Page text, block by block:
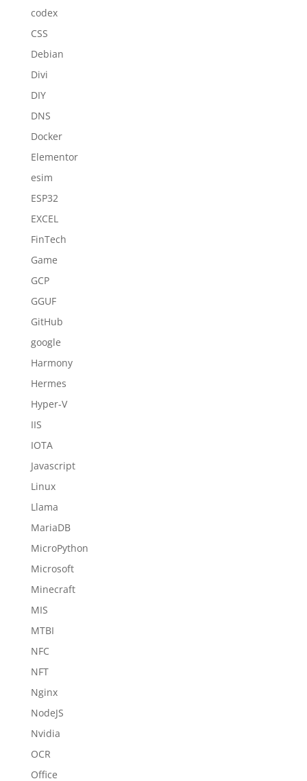
codex
CSS
Debian
Divi
DIY
DNS
Docker
Elementor
esim
ESP32
EXCEL
FinTech
Game
GCP
GGUF
GitHub
google
Harmony
Hermes
Hyper-V
IIS
IOTA
Javascript
Linux
Llama
MariaDB
MicroPython
Microsoft
Minecraft
MIS
MTBI
NFC
NFT
Nginx
NodeJS
Nvidia
OCR
Office